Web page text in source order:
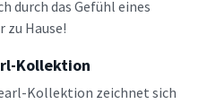
durch das Gefühl eines
zu Hause!
Kollektion
Kollektion zeichnet sich